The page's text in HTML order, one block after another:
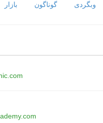
وبگردی گوناگون بازار